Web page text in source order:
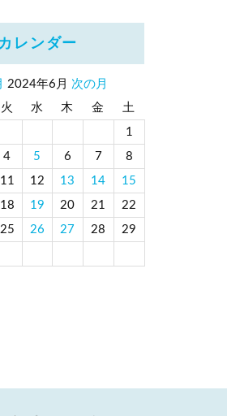
カレンダー
2024年6月 次の月
火 水 木 金
土
1
4 5 6 7
8
11 12 13 14
15
18 19 20 21
22
25 26 27 28
29